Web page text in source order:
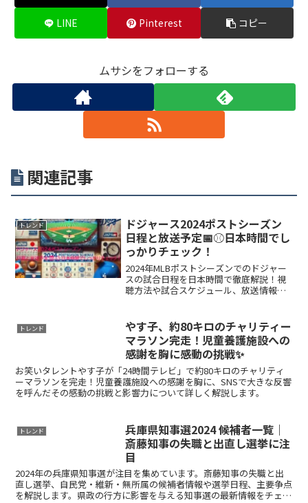
LINE Pinterest コピー
ムサシをフォローする
関連記事
トレンド
ドジャース2024ポストシーズン
日程と放送予定📅⚾️日本時間でし
っかりチェック！
2024年MLBポストシーズンでのドジャー
スの試合日程を日本時間で徹底解説！視
聴方法や試合スケジュール、放送情報を
いための完全ガイド。
トレンド
やす子、約80キロのチャリティー
マラソン完走！児童養護施設への
感謝を胸に感動の挑戦✨
お笑いタレントやす子が「24時間テレビ」で約80キロのチャリティ
ーマラソンを完走！児童養護施設への感謝を胸に、SNSで大きな反響
を呼んだその感動の挑戦と影響力について詳しく解説します。
トレンド
兵庫県知事選2024 候補者一覧｜
斎藤知事の失職と出直し選挙に注
目
2024年の兵庫県知事選が注目を集めています。斎藤知事の失職と出
直し選挙、自民党・維新・無所属の候補者情報や選挙日程、主要争点
を解説します。県政の行方に影響を与える知事選の最新情報をチェッ